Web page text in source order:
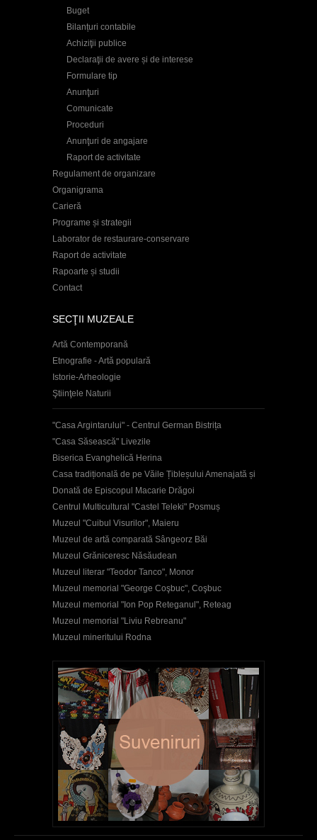
Buget
Bilanțuri contabile
Achiziţii publice
Declaraţii de avere și de interese
Formulare tip
Anunţuri
Comunicate
Proceduri
Anunţuri de angajare
Raport de activitate
Regulament de organizare
Organigrama
Carieră
Programe și strategii
Laborator de restaurare-conservare
Raport de activitate
Rapoarte și studii
Contact
SECŢII MUZEALE
Artă Contemporană
Etnografie - Artă populară
Istorie-Arheologie
Ştiinţele Naturii
"Casa Argintarului" - Centrul German Bistrița
"Casa Săsească" Livezile
Biserica Evanghelică Herina
Casa tradițională de pe Văile Țibleșului Amenajată și
Donată de Episcopul Macarie Drăgoi
Centrul Multicultural "Castel Teleki" Posmuș
Muzeul "Cuibul Visurilor", Maieru
Muzeul de artă comparată Sângeorz Băi
Muzeul Grăniceresc Năsăudean
Muzeul literar "Teodor Tanco", Monor
Muzeul memorial "George Coşbuc", Coşbuc
Muzeul memorial "Ion Pop Reteganul", Reteag
Muzeul memorial "Liviu Rebreanu"
Muzeul mineritului Rodna